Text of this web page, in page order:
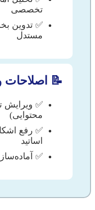
تخصصی
✅ تدوین
مستدل
📝 اصلاحات
✅
محتوایی)
✅ رفع
اساتید
✅